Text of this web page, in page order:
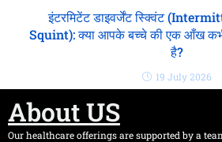
इंटरमिटेंट डाइवर्जेंट स्क्विंट
Squint): क्या आपके बच्चे की एक आँख
है?
19 July 2026
About US
Our healthcare offerings are supported by a